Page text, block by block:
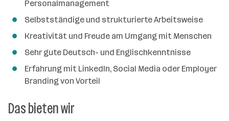
Personalmanagement
Selbstständige und strukturierte Arbeitsweise
Kreativität und Freude am Umgang mit Menschen
Sehr gute Deutsch- und Englischkenntnisse
Erfahrung mit LinkedIn, Social Media oder Employer
Branding von Vorteil
Das bieten wir